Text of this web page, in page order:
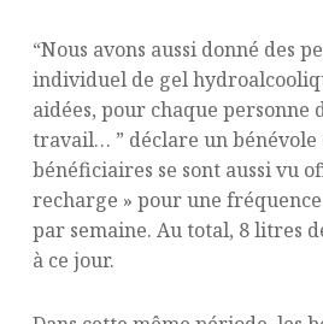
“Nous avons aussi donné des
individuel de gel
aidées, pour chaque personne
travail… ” déclare un bénévole
bénéficiaires se sont aussi vu
recharge » pour une fréquence
par semaine. Au total, 8 litres
à ce jour.